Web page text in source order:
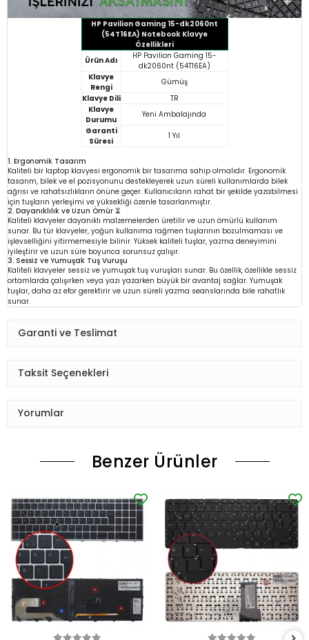
HP Pavilion Gaming 15-dk2060nt
(54T16EA) Notebook Klavye
Özellikleri
Ürün Adı
HP Pavilion Gaming 15-
dk2060nt (54T16EA)
Klavye
Rengi
Gümüş
Klavye Dili
TR
Klavye
Durumu
Yeni Ambalajında
Garanti
Süresi
1 Yıl
1. Ergonomik Tasarım
Kaliteli bir laptop klavyesi ergonomik bir tasarıma sahip olmalıdır. Ergonomik
tasarım, bilek ve el pozisyonunu destekleyerek uzun süreli kullanımlarda bilek
ağrısı ve rahatsızlıkların önüne geçer. Kullanıcıların rahat bir şekilde yazabilmesi
için tuşların yerleşimi ve yüksekliği özenle tasarlanmıştır.
2. Dayanıklılık ve Uzun Ömür ⏳
Kaliteli klavyeler dayanıklı malzemelerden üretilir ve uzun ömürlü kullanım
sunar. Bu tür klavyeler, yoğun kullanıma rağmen tuşlarının bozulmaması ve
işlevselliğini yitirmemesiyle bilinir. Yüksek kaliteli tuşlar, yazma deneyimini
iyileştirir ve uzun süre boyunca sorunsuz çalışır.
3. Sessiz ve Yumuşak Tuş Vuruşu
Kaliteli klavyeler sessiz ve yumuşak tuş vuruşları sunar. Bu özellik, özellikle sessiz
ortamlarda çalışırken veya yazı yazarken büyük bir avantaj sağlar. Yumuşak
tuşlar, daha az efor gerektirir ve uzun süreli yazma seanslarında bile rahatlık
sunar.
Garanti ve Teslimat
Taksit Seçenekleri
Yorumlar
Benzer Ürünler